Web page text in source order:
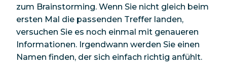
zum Brainstorming. Wenn Sie nicht gleich beim
ersten Mal die passenden Treffer landen,
versuchen Sie es noch einmal mit genaueren
Informationen. Irgendwann werden Sie einen
Namen finden, der sich einfach richtig anfühlt.